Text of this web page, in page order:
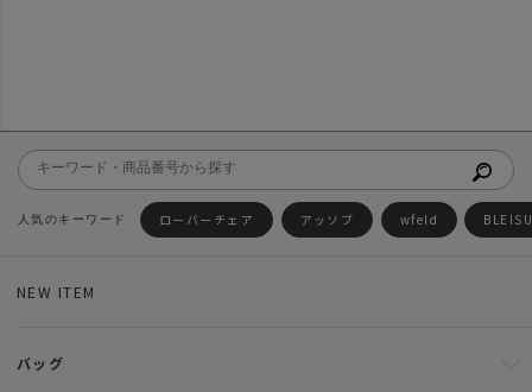
ローバーチェア アッソブ wfeld
NEW ITEM
バッグ